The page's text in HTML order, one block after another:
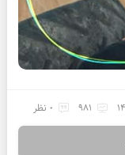
981 0 نظر